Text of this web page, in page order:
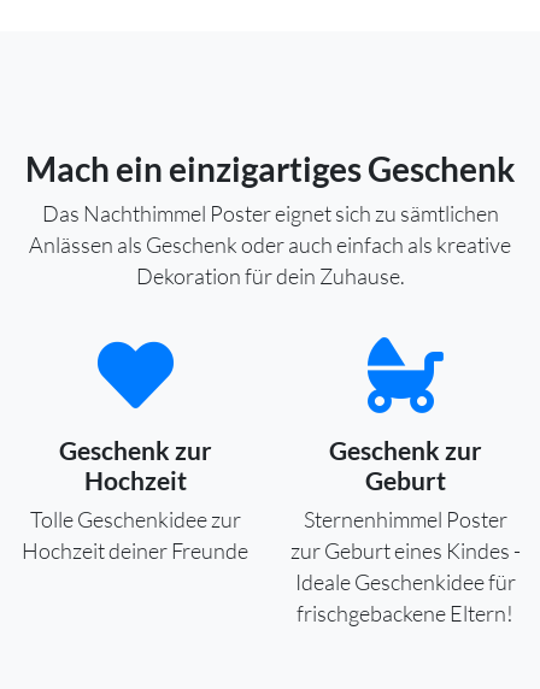
Mach ein einzigartiges Geschenk
Das Nachthimmel Poster eignet sich zu sämtlichen
Anlässen als Geschenk oder auch einfach als kreative
Dekoration für dein Zuhause.
Geschenk zur
Hochzeit
Tolle Geschenkidee zur
Hochzeit deiner Freunde
Geschenk zur
Geburt
Sternenhimmel Poster
zur Geburt eines Kindes -
Ideale Geschenkidee für
frischgebackene Eltern!